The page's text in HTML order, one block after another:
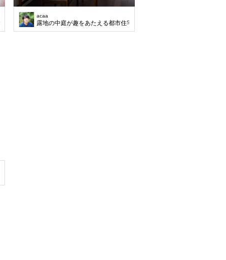
acaa
露地の中庭が趣をあたえる都市住宅